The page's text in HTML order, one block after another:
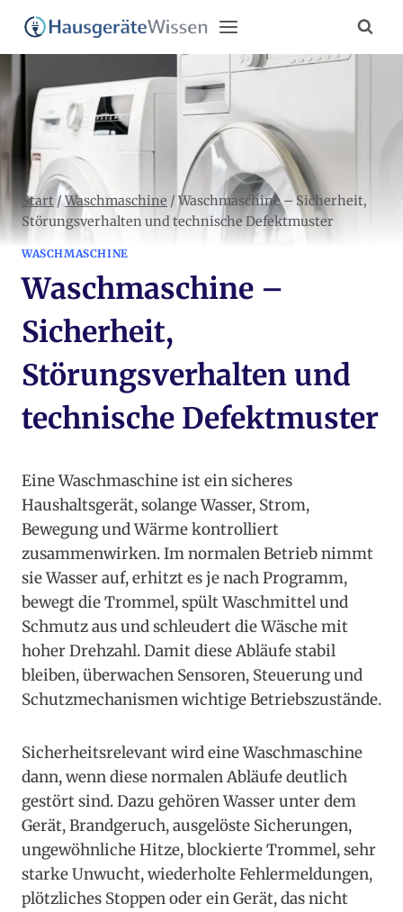
Zum
Inhalt
springen
Start / Waschmaschine / Waschmaschine – Sicherheit,
Störungsverhalten und technische Defektmuster
WASCHMASCHINE
Waschmaschine –
Sicherheit,
Störungsverhalten und
technische Defektmuster
Eine Waschmaschine ist ein sicheres
Haushaltsgerät, solange Wasser, Strom,
Bewegung und Wärme kontrolliert
zusammenwirken. Im normalen Betrieb nimmt
sie Wasser auf, erhitzt es je nach Programm,
bewegt die Trommel, spült Waschmittel und
Schmutz aus und schleudert die Wäsche mit
hoher Drehzahl. Damit diese Abläufe stabil
bleiben, überwachen Sensoren, Steuerung und
Schutzmechanismen wichtige Betriebszustände.
Sicherheitsrelevant wird eine Waschmaschine
dann, wenn diese normalen Abläufe deutlich
gestört sind. Dazu gehören Wasser unter dem
Gerät, Brandgeruch, ausgelöste Sicherungen,
ungewöhnliche Hitze, blockierte Trommel, sehr
starke Unwucht, wiederholte Fehlermeldungen,
plötzliches Stoppen oder ein Gerät, das nicht